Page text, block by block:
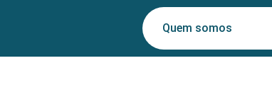
Quem somos